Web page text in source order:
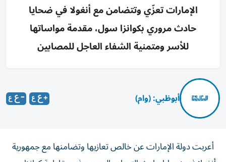
الإمارات تعزّي وتتضامن مع أنغولا في ضحايا
حادث مروري بكوانزا سول، مقدمة مواساتها
للأسر ومتمنية الشفاء العاجل للمصابين
أبوظبي: (وام)
أعربت دولة الإمارات عن خالص تعازيها وتضامنها مع جمهورية